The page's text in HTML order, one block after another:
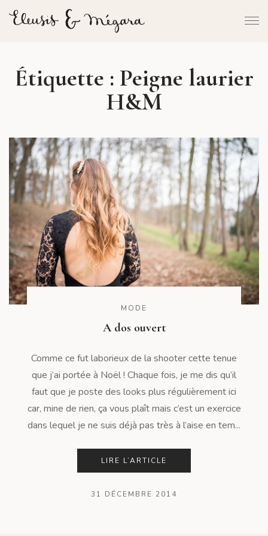
Étiquette : Peigne laurier
H&M
MODE
A dos ouvert
Comme ce fut laborieux de la shooter cette tenue
que j’ai portée à Noël ! Chaque fois, je me dis qu’il
faut que je poste des looks plus régulièrement ici
car, mine de rien, ça vous plaît mais c’est un exercice
dans lequel je ne suis déjà pas très à l’aise en tem...
LIRE L’ARTICLE
31 DÉCEMBRE 2014